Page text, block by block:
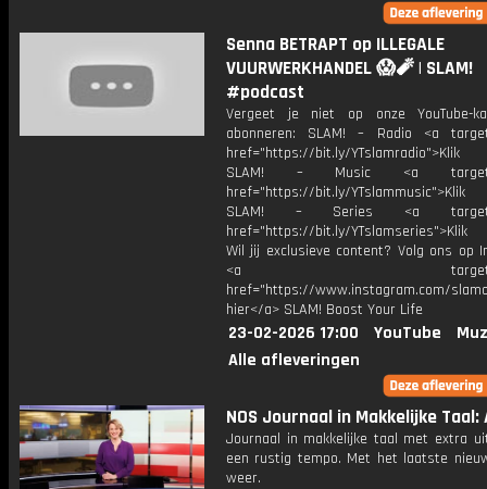
Senna BETRAPT op ILLEGALE
VUURWERKHANDEL 😱🧨 | SLAM!
#podcast
Vergeet je niet op onze YouTube-
abonneren: SLAM! – Radio <a
href="https://bit.ly/
SLAM! – Music <a
href="https://bit.ly/
SLAM! – Series <a
href="https://bit.ly/
Wil jij exclusieve content? Volg ons op
<a
href="https://www.instagram.com/
hier</a> SLAM! Boost Your Life
23-02-2026 17:00 YouTube
Alle afleveringen
NOS Journaal in Makkelijke
Journaal in makkelijke taal met extra
een rustig tempo. Met het laatste
weer.